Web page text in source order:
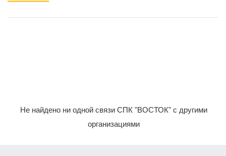
Не найдено ни одной связи СПК "ВОСТОК" с другими
организациями